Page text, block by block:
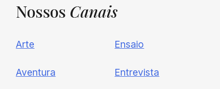
UNQUIET
Newsletter
Nossos Canais
Arte
Aventura
Ensaio
Entrevista